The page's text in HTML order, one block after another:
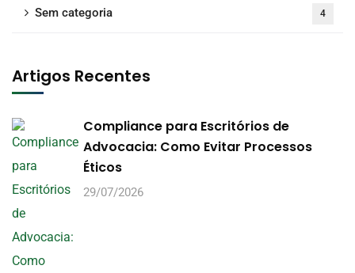
Sem categoria 4
Artigos Recentes
Compliance para Escritórios de
Advocacia: Como Evitar Processos
Éticos
29/07/2026